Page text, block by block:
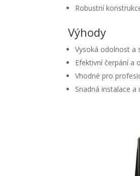
Robustní
Výhody
Vysoká odolnost a
Efektivní čerpání a
Vhodné pro
Snadná instalace a